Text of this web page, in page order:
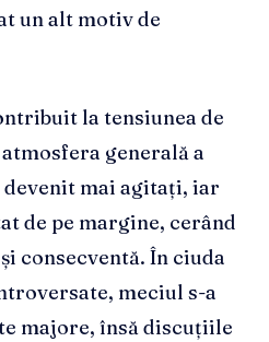
un alt motiv de
la tensiunea de
generală a
mai agitați, iar
de pe margine, cerând
consecventă. În ciuda
meciul s-a
majore, însă discuțiile